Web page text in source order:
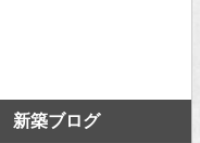
新築ブログ